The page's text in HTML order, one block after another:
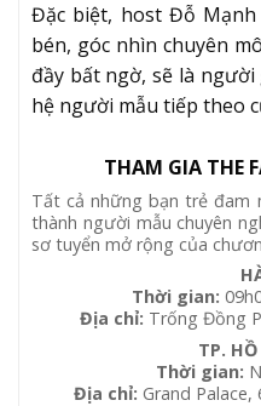
Đặc biệt, host Đỗ
bén, góc nhìn chuyên
đầy bất ngờ, sẽ là
hệ người mẫu tiếp theo
THAM GIA THE
Tất cả những bạn trẻ đam
thành người mẫu chuyên
sơ tuyển mở rộng của
Thời gian:
Địa chỉ: Trống Đồng
TP.
Thời gian:
Địa chỉ: Grand